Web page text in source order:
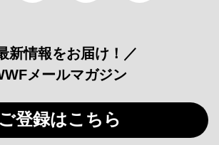
新情報をお届け！／
メールマガジン
ご登録はこちら